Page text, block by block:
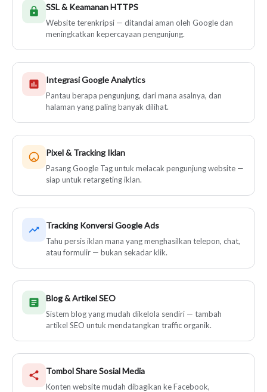
SSL & Keamanan HTTPS
Website terenkripsi — ditandai aman oleh Google dan
meningkatkan kepercayaan pengunjung.
Integrasi Google Analytics
Pantau berapa pengunjung, dari mana asalnya, dan
halaman yang paling banyak dilihat.
Pixel & Tracking Iklan
Pasang Google Tag untuk melacak pengunjung website —
siap untuk retargeting iklan.
Tracking Konversi Google Ads
Tahu persis iklan mana yang menghasilkan telepon, chat,
atau formulir — bukan sekadar klik.
Blog & Artikel SEO
Sistem blog yang mudah dikelola sendiri — tambah
artikel SEO untuk mendatangkan traffic organik.
Tombol Share Sosial Media
Konten website mudah dibagikan ke Facebook,